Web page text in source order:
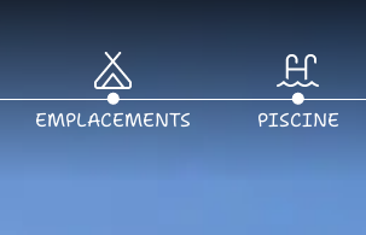
EMPLACEMENTS PISCINE